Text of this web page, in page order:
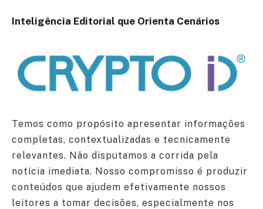
Inteligência Editorial que Orienta Cenários
Temos como propósito apresentar informações
completas, contextualizadas e tecnicamente
relevantes. Não disputamos a corrida pela
notícia imediata. Nosso compromisso é produzir
conteúdos que ajudem efetivamente nossos
leitores a tomar decisões, especialmente nos